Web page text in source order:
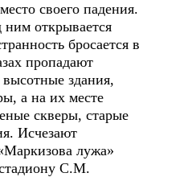
своего падения.
открывается
бросается в
пропадают
здания,
а на их месте
скверы, старые
Исчезают
лужа»
С.М.